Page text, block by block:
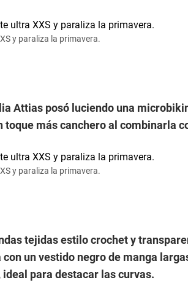
y paraliza la primavera.
Attias posó luciendo una
más canchero al combinarla
y paraliza la primavera.
tejidas estilo crochet y
un vestido negro de manga
para destacar las curvas.